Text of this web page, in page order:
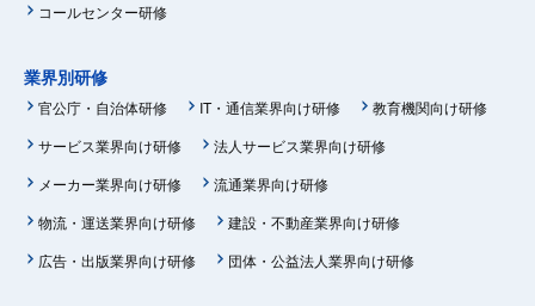
コールセンター研修
業界別研修
官公庁・自治体研修 IT・通信業界向け研修
教育機関向け研修
サービス業界向け研修
法人サービス業界向け研修
メーカー業界向け研修
流通業界向け研修
物流・運送業界向け研修
建設・不動産業界向け研修
広告・出版業界向け研修
団体・公益法人業界向け研修